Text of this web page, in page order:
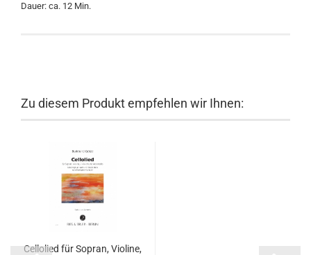
Dauer: ca. 12 Min.
Zu diesem Produkt empfehlen wir Ihnen:
Cellolied für Sopran, Violine,